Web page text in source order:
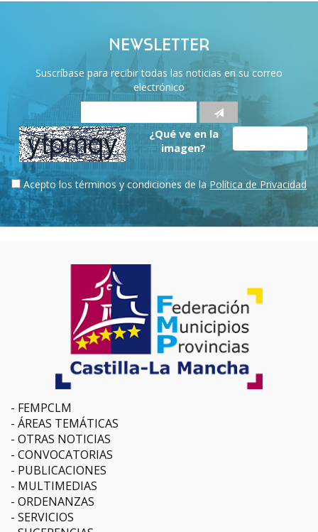
NEWSLETTER
Suscríbase para recibir todas las noticias en su correo
electrónico
¿Qué ve en la
imagen?
Acepto los términos y condiciones de la Política de Privacidad
FEMPCLM
ÁREAS TEMÁTICAS
OTRAS NOTICIAS
CONVOCATORIAS
PUBLICACIONES
MULTIMEDIAS
ORDENANZAS
SERVICIOS